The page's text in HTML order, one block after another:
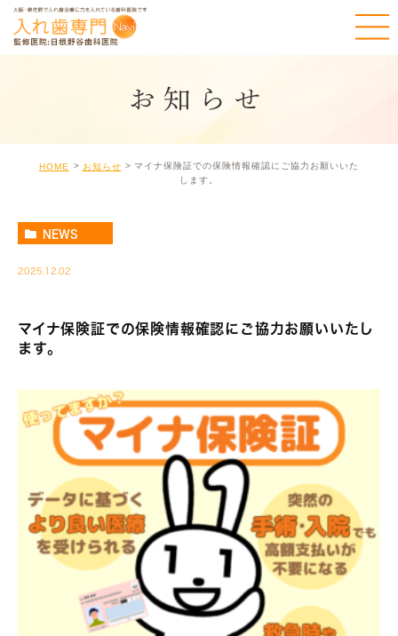
お知らせ
HOME お知らせ
マイナ保険証での保険情報確認にご協力お願いいた
します。
NEWS
2025.12.02
マイナ保険証での保険情報確認にご協力お願いいたし
ます。